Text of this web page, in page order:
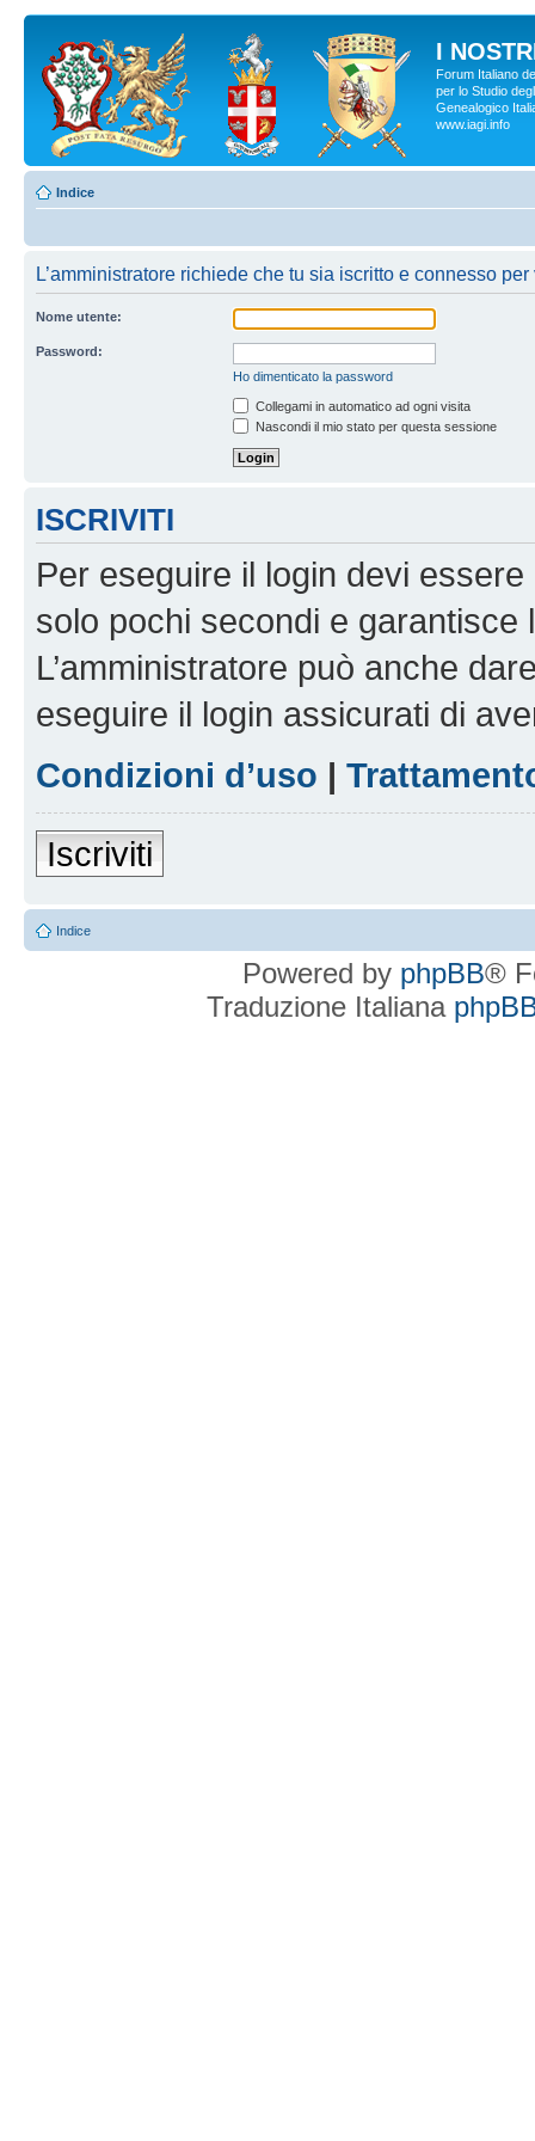
I
Forum Italiano
per lo Studio
Genealogico
www.iagi.info
Indice
L’amministratore richiede che tu sia iscritto e connesso
Nome utente:
Password:
Ho dimenticato la password
Collegami in automatico ad ogni visita
Nascondi il mio stato per questa sessione
ISCRIVITI
Per eseguire il login devi
solo pochi secondi e garantisce
L’amministratore può anche
eseguire il login assicurati di
Condizioni d’uso |
Iscriviti
Indice
Powered by phpBB®
Traduzione Italiana